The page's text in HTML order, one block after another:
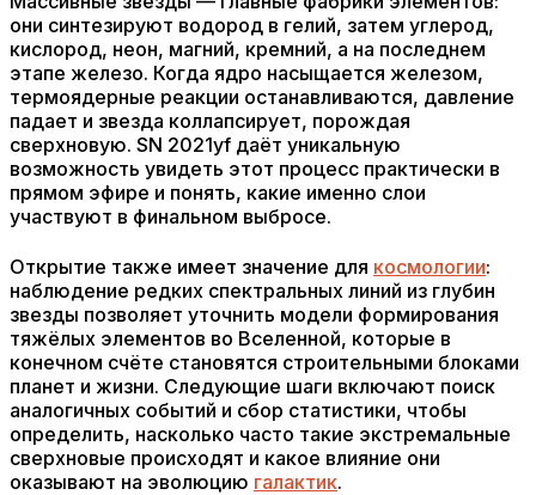
они синтезируют водород в гелий, затем углерод,
кислород, неон, магний, кремний, а на последнем
этапе железо. Когда ядро насыщается железом,
термоядерные реакции останавливаются, давление
падает и звезда коллапсирует, порождая
сверхновую. SN 2021yf даёт уникальную
возможность увидеть этот процесс практически в
прямом эфире и понять, какие именно слои
участвуют в финальном выбросе.
Открытие также имеет значение для космологии:
наблюдение редких спектральных линий из глубин
звезды позволяет уточнить модели формирования
тяжёлых элементов во Вселенной, которые в
конечном счёте становятся строительными блоками
планет и жизни. Следующие шаги включают поиск
аналогичных событий и сбор статистики, чтобы
определить, насколько часто такие экстремальные
сверхновые происходят и какое влияние они
оказывают на эволюцию галактик.